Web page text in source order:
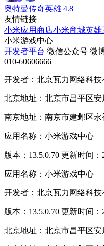
奥特曼传奇英雄 4.8
友情链接
小米应用商店小米商城英雄
小米游戏中心
开发者平台 微信公众号 微
010-60606666
开发者：北京瓦力网络科技
北京地址：北京市昌平区
南京地址：南京市建邺区
应用名称：小米游戏中心
版本：13.5.0.70 更新时间：
应用名称：小米游戏中心
开发者：北京瓦力网络科技
版本：13.5.0.70 更新时间：
北京地址：北京市昌平区